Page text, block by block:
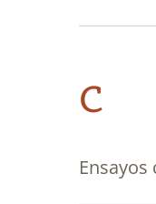
C
Ensayos